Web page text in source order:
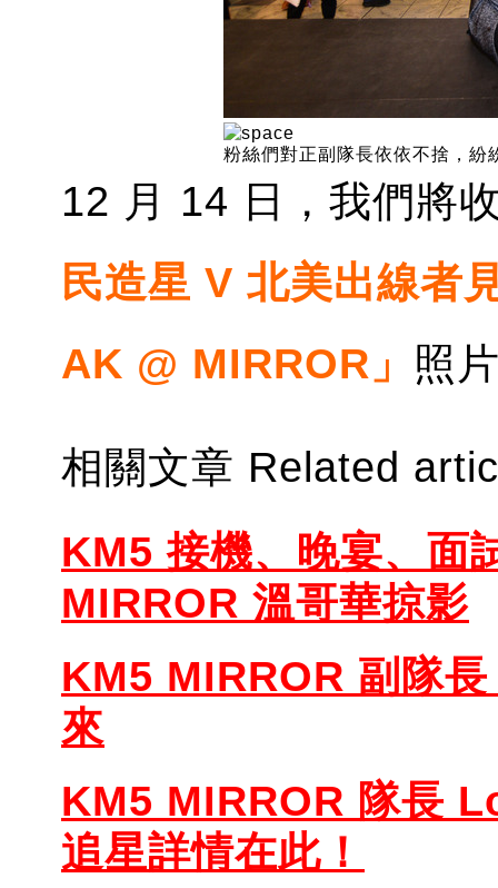
粉絲們對正副隊長依依不捨，
12 月 14 日，我們將
民造星 V 北美出線
AK @ MIRROR」 照
相關文章 Related
KM5 接機、晚宴、面
MIRROR 溫哥華掠影
KM5 MIRROR 副隊
來
KM5 MIRROR 隊長
追星詳情在此！